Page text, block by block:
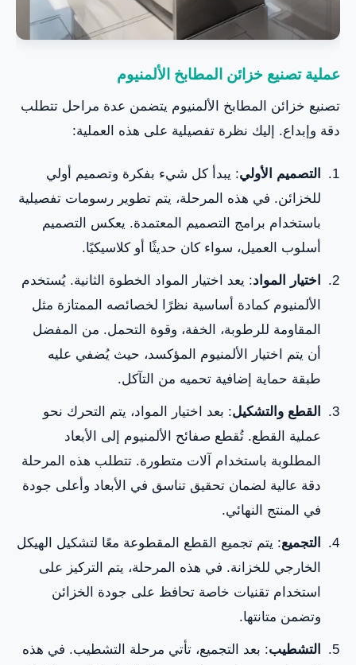
عملية تصنيع خزائن المطابخ الألمنيوم
تصنيع خزائن المطابخ الألمنيوم يتضمن عدة مراحل تتطلب
دقة وإبداع. إليك نظرة تفصيلية على هذه العملية:
التصميم الأولي: يبدأ كل شيء بفكرة وتصميم أولي
للخزائن. في هذه المرحلة، يتم تطوير رسومات تفصيلية
باستخدام برامج التصميم المعتمدة. يعكس التصميم
أسلوب العميل، سواء كان حديثًا أو كلاسيكيًا.
اختيار المواد: يعد اختيار المواد الخطوة الثانية. يُستخدم
الألمنيوم كمادة أساسية نظرًا لخصائصه الممتازة مثل
المقاومة للرطوبة، الخفة، وقوة التحمل. من المفضل
أن يتم اختيار الألمنيوم المؤكسد، حيث يُضفي عليه
طبقة حماية إضافية تحميه من التآكل.
القطع والتشكيل: بعد اختيار المواد، يتم التحرك نحو
عملية القطع. تُقطع صفائح الألمنيوم إلى الأبعاد
المطلوبة باستخدام آلات متطورة. تتطلب هذه المرحلة
دقة عالية لضمان تحقيق تناسق في الأبعاد وأعلى جودة
في المنتج النهائي.
التجميع: يتم تجميع القطع المقطوعة معًا لتشكيل الهيكل
الخارجي للخزانة. في هذه المرحلة، يتم التركيز على
استخدام تقنيات خاصة تحافظ على جودة الخزائن
وتضمن متانتها.
التشطيب: بعد التجميع، تأتي مرحلة التشطيب. في هذه